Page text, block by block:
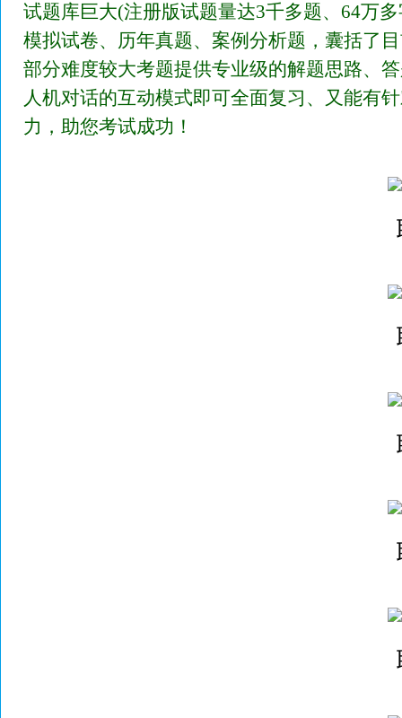
试题库巨大(注册版试题量达3千多题、64万
模拟试卷、历年真题、案例分析题，囊括了
部分难度较大考题提供专业级的解题思路、
人机对话的互动模式即可全面复习、又能有
力，助您考试成功！